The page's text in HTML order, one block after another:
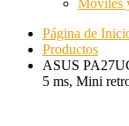
Página de
Productos
ASUS
5 ms, Mini